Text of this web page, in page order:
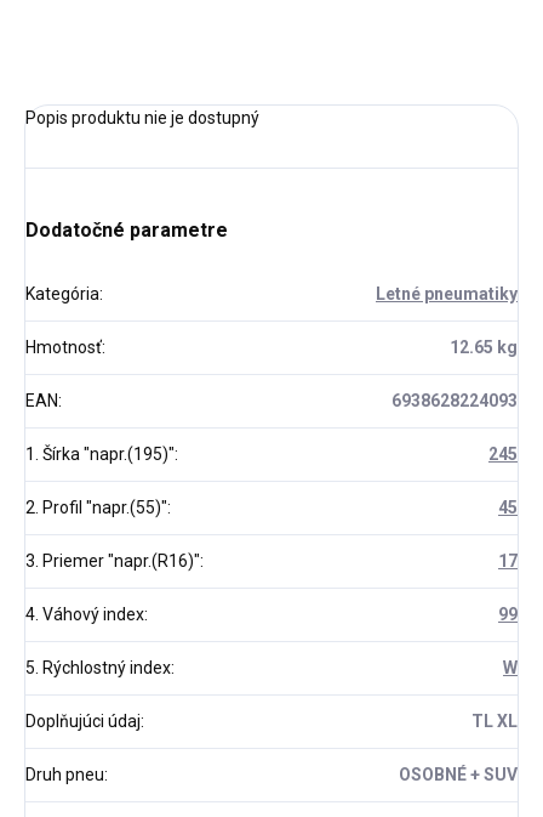
Popis produktu nie je dostupný
Dodatočné parametre
Kategória: Letné pneumatiky
Hmotnosť: 12.65 kg
EAN: 6938628224093
1. Šírka "napr.(195)": 245
2. Profil "napr.(55)": 45
3. Priemer "napr.(R16)": 17
4. Váhový index: 99
5. Rýchlostný index: W
Doplňujúci údaj: TL XL
Druh pneu: OSOBNÉ + SUV